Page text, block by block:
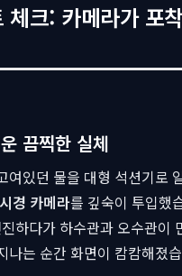
크: 카메라가 포
끔찍한 실체
여있던 물을 대형 석션기로
경 카메라를 깊숙이 투입했
하다가 하수관과 오수관이
나는 순간 화면이 캄캄해졌